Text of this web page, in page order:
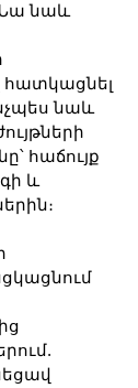
նաև
հատկացնել
նաև
հաճույք
և